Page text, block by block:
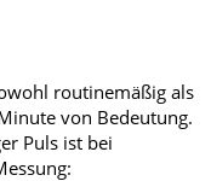
routinemäßig als
von Bedeutung.
Puls ist bei